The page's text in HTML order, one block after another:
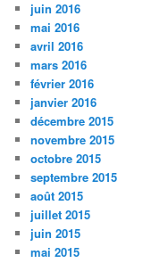
juin 2016
mai 2016
avril 2016
mars 2016
février 2016
janvier 2016
décembre 2015
novembre 2015
octobre 2015
septembre 2015
août 2015
juillet 2015
juin 2015
mai 2015